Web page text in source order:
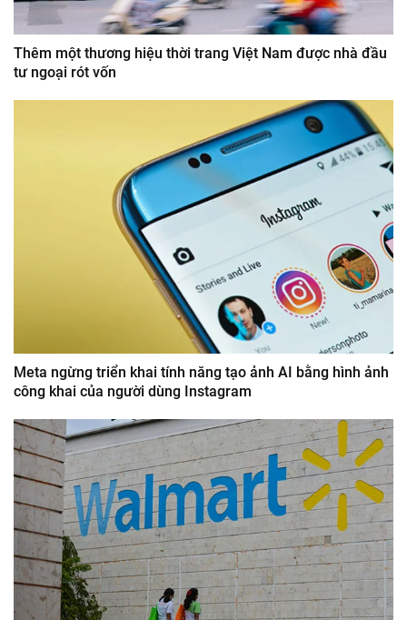
Thêm một thương hiệu thời trang Việt Nam được nhà đầu
tư ngoại rót vốn
Meta ngừng triển khai tính năng tạo ảnh AI bằng hình ảnh
công khai của người dùng Instagram